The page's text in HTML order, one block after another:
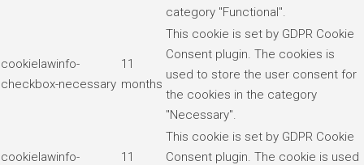
category "Functional".
cookielawinfo-
checkbox-necessary
11
months
This cookie is set by GDPR Cookie
Consent plugin. The cookies is
used to store the user consent for
the cookies in the category
"Necessary".
cookielawinfo-
11
This cookie is set by GDPR Cookie
Consent plugin. The cookie is used